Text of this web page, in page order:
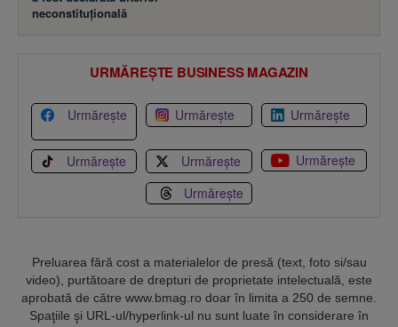
neconstituţională
URMĂREȘTE BUSINESS MAGAZIN
Urmărește Urmărește Urmărește
Urmărește Urmărește
Urmărește
Urmărește
Preluarea fără cost a materialelor de presă (text, foto si/sau
video), purtătoare de drepturi de proprietate intelectuală, este
aprobată de către www.bmag.ro doar în limita a 250 de semne.
Spaţiile şi URL-ul/hyperlink-ul nu sunt luate în considerare în